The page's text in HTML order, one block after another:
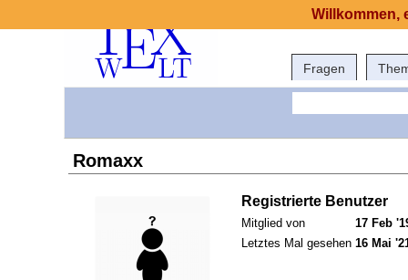
Fragen
Romaxx
Registrierte Benutzer
Mitglied von
17 Feb
Letztes Mal gesehen 16 Mai
Willkommen,